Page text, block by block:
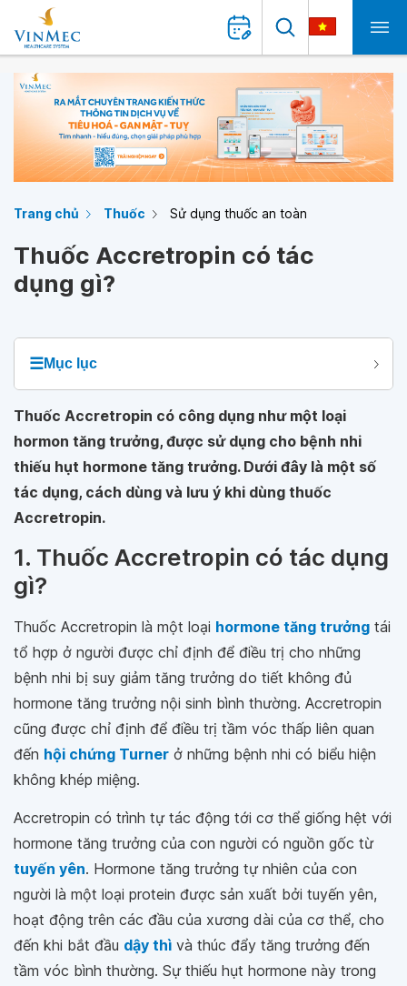
Trang chủ Thuốc Sử dụng thuốc an toàn
Thuốc Accretropin có tác
dụng gì?
☰Mục lục
Thuốc Accretropin có công dụng như một loại
hormon tăng trưởng, được sử dụng cho bệnh nhi
thiếu hụt hormone tăng trưởng. Dưới đây là một số
tác dụng, cách dùng và lưu ý khi dùng thuốc
Accretropin.
1. Thuốc Accretropin có tác dụng
gì?
Thuốc Accretropin là một loại hormone tăng trưởng tái
tổ hợp ở người được chỉ định để điều trị cho những
bệnh nhi bị suy giảm tăng trưởng do tiết không đủ
hormone tăng trưởng nội sinh bình thường. Accretropin
cũng được chỉ định để điều trị tầm vóc thấp liên quan
đến hội chứng Turner ở những bệnh nhi có biểu hiện
không khép miệng.
Accretropin có trình tự tác động tới cơ thể giống hệt với
hormone tăng trưởng của con người có nguồn gốc từ
tuyến yên. Hormone tăng trưởng tự nhiên của con
người là một loại protein được sản xuất bởi tuyến yên,
hoạt động trên các đầu của xương dài của cơ thể, cho
đến khi bắt đầu dậy thì và thúc đẩy tăng trưởng đến
tầm vóc bình thường. Sự thiếu hụt hormone này trong